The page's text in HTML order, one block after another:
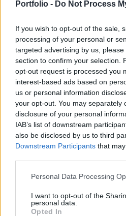
Portfolio - Do Not Process
If you wish to opt-out of the sale,
processing of your personal or
targeted advertising by us,
section to confirm your selection.
opt-out request is processed you
interest-based ads based on
us or personal information
your opt-out. You may separately
disclosure of your personal
IAB’s list of downstream
also be disclosed by us to third
Downstream Participants that
Personal Data Processing
I want to opt-out of the
personal data.
Opted In
elesett katonája holttestét
Orosz médiumok is
több lépésben történő
június 2-án egyeztek meg
szerint Oroszország vasárnap
sem kapta vissza Ukrajnától.
hatezer holttestet ad át az
"ukrán állampolgárokról"
KEDVES OLVASÓNK!
A keresett cikk a
tartozik, melynek olvasása
Az előfizetés a következőket